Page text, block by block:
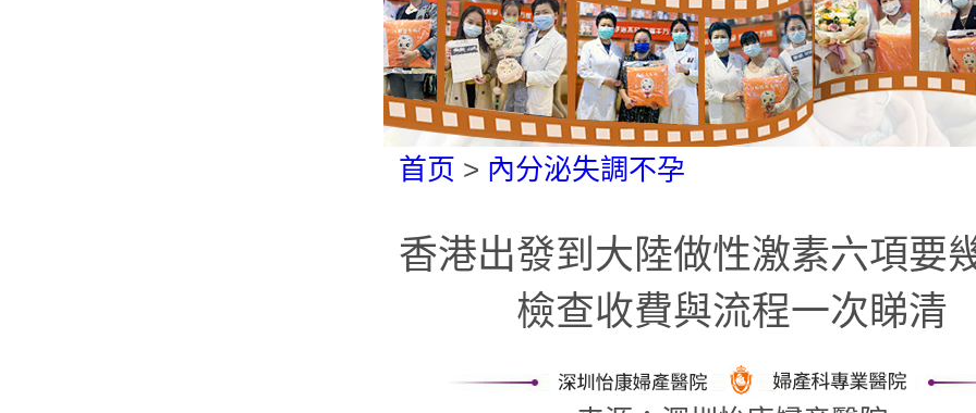
首页 > 內分泌失調不孕
香港出發到大陸做性激素六項要
檢查收費與流程一次睇清